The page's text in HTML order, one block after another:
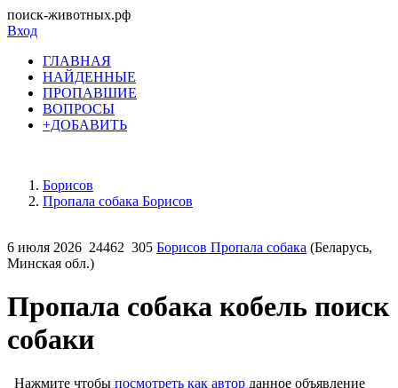
поиск-животных.рф
Вход
ГЛАВНАЯ
НАЙДЕННЫЕ
ПРОПАВШИЕ
ВОПРОСЫ
+ДОБАВИТЬ
Борисов
Пропала собака Борисов
6 июля 2026 24462 305 Борисов Пропала собака (Беларусь,
Минская обл.)
Пропала собака кобель поиск
собаки
Нажмите чтобы посмотреть как автор данное объявление